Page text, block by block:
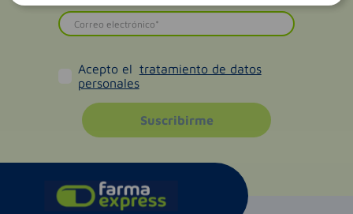
Acepto el tratamiento de datos
personales
Suscribirme